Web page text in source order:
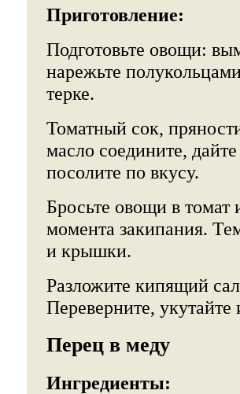
Приготовление:
Подготовьте овощи:
нарежьте
терке.
Томатный сок,
масло соедините,
посолите по вкусу.
Бросьте овощи в томат
момента закипания.
и крышки.
Разложите кипящий
Переверните, укутайте
Перец в меду
Ингредиенты: